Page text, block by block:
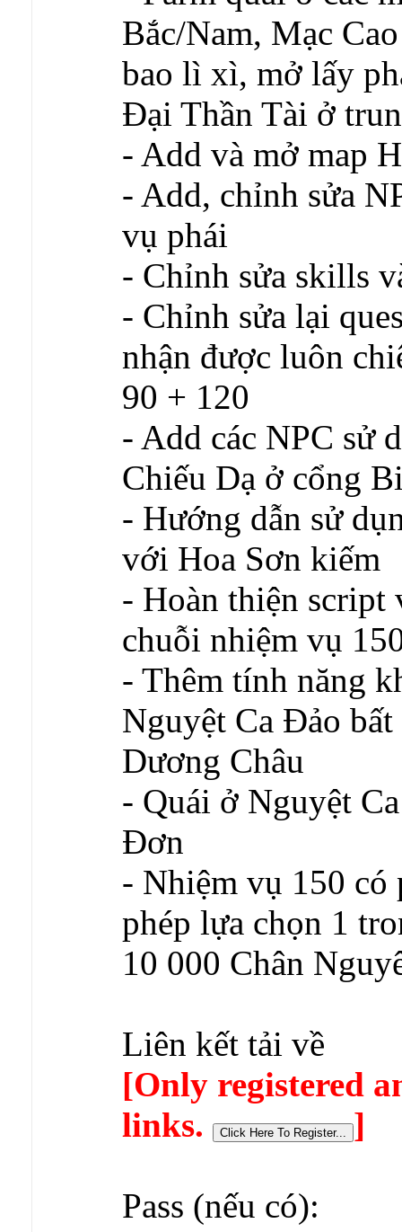
Bắc/Nam, Mạc
bao lì xì, mở lấy
Đại Thần Tài ở
- Add và mở map
- Add, chỉnh sửa
vụ phái
- Chỉnh sửa skills
- Chỉnh sửa lại
nhận được luôn
90 + 120
- Add các NPC sử
Chiếu Dạ ở cổng
- Hướng dẫn sử
với Hoa Sơn kiếm
- Hoàn thiện script
chuỗi nhiệm vụ
- Thêm tính năng
Nguyệt Ca Đảo
Dương Châu
- Quái ở Nguyệt
Đơn
- Nhiệm vụ 150 có
phép lựa chọn 1
10 000 Chân
Liên kết tải về
[Only registered
links.
]
Pass (nếu có):